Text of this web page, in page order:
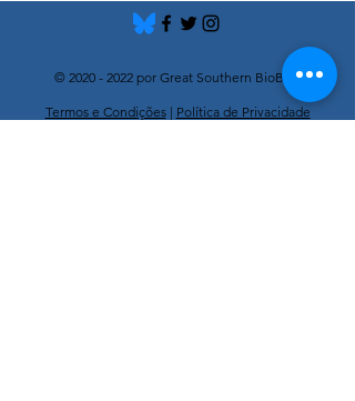
© 2020 - 2022 por Great Southern BioBlitz
Termos e Condições| Política de Privacidade